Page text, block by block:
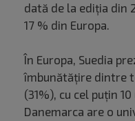
dată de la ediţia din
17 % din Europa.
În Europa, Suedia
îmbunătăţire dintre
(31%), cu cel puţin
Danemarca are o